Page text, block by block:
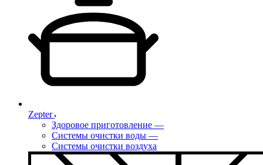
Zepter
Здоровое приготовление —
Системы очистки воды —
Системы очистки воздуха